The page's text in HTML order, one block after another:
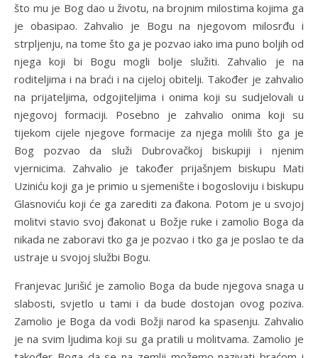
što mu je Bog dao u životu, na brojnim milostima kojima ga
je obasipao. Zahvalio je Bogu na njegovom milosrđu i
strpljenju, na tome što ga je pozvao iako ima puno boljih od
njega koji bi Bogu mogli bolje služiti. Zahvalio je na
roditeljima i na braći i na cijeloj obitelji. Također je zahvalio
na prijateljima, odgojiteljima i onima koji su sudjelovali u
njegovoj formaciji. Posebno je zahvalio onima koji su
tijekom cijele njegove formacije za njega molili što ga je
Bog pozvao da služi Dubrovačkoj biskupiji i njenim
vjernicima. Zahvalio je također prijašnjem biskupu Mati
Uziniću koji ga je primio u sjemenište i bogosloviju i biskupu
Glasnoviću koji će ga zarediti za đakona. Potom je u svojoj
molitvi stavio svoj đakonat u Božje ruke i zamolio Boga da
nikada ne zaboravi tko ga je pozvao i tko ga je poslao te da
ustraje u svojoj službi Bogu.
Franjevac Jurišić je zamolio Boga da bude njegova snaga u
slabosti, svjetlo u tami i da bude dostojan ovog poziva.
Zamolio je Boga da vodi Božji narod ka spasenju. Zahvalio
je na svim ljudima koji su ga pratili u molitvama. Zamolio je